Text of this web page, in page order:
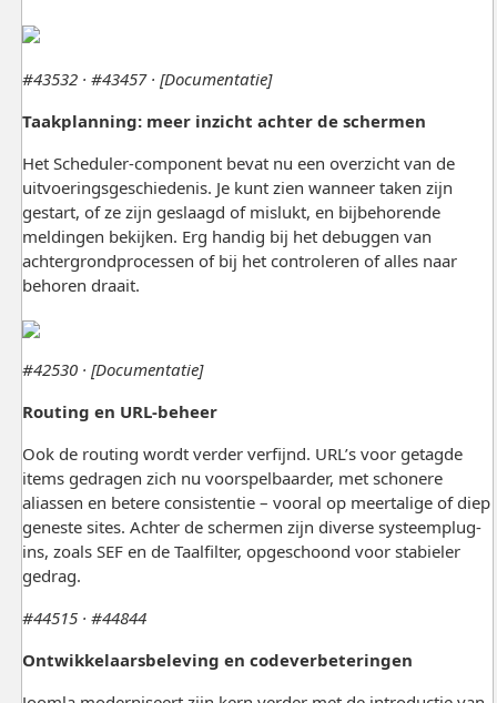
#43532 · #43457 · [Documentatie]
Taakplanning: meer inzicht achter de schermen
Het Scheduler-component bevat nu een overzicht van de
uitvoeringsgeschiedenis. Je kunt zien wanneer taken zijn
gestart, of ze zijn geslaagd of mislukt, en bijbehorende
meldingen bekijken. Erg handig bij het debuggen van
achtergrondprocessen of bij het controleren of alles naar
behoren draait.
#42530 · [Documentatie]
Routing en URL-beheer
Ook de routing wordt verder verfijnd. URL’s voor getagde
items gedragen zich nu voorspelbaarder, met schonere
aliassen en betere consistentie – vooral op meertalige of diep
geneste sites. Achter de schermen zijn diverse systeemplug-
ins, zoals SEF en de Taalfilter, opgeschoond voor stabieler
gedrag.
#44515 · #44844
Ontwikkelaarsbeleving en codeverbeteringen